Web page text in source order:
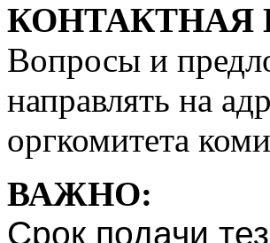
Вопросы и
направлять на
оргкомитета
ВАЖНО:
Срок подачи